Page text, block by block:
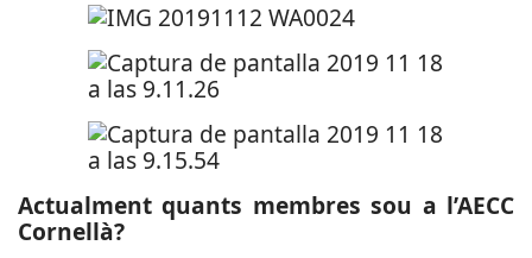
Actualment quants membres sou a l’AECC
Cornellà?